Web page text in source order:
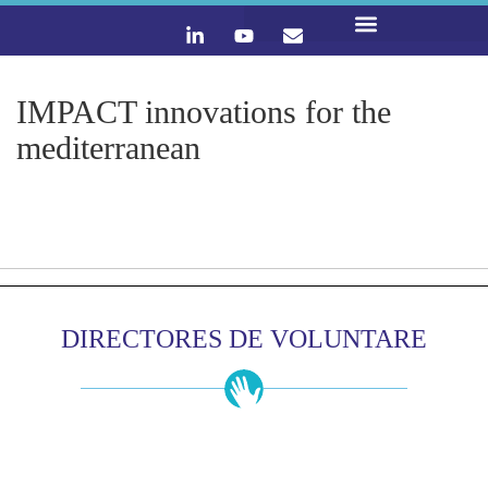
IMPACT innovations for the
mediterranean
DIRECTORES DE VOLUNTARE